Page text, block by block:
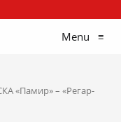
Menu ≡
«Памир» – «Регар-